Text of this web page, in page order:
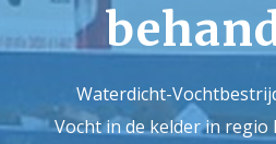
Waterdicht-
Vocht in de kelder in